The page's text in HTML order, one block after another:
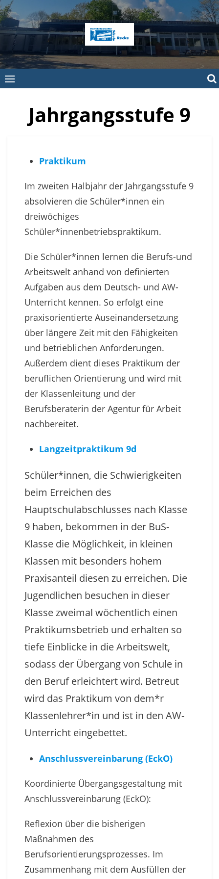
Skip
to
content
Jahrgangsstufe 9
Praktikum
Im zweiten Halbjahr der Jahrgangsstufe 9
absolvieren die Schüler*innen ein
dreiwöchiges
Schüler*innenbetriebspraktikum.
Die Schüler*innen lernen die Berufs-und
Arbeitswelt anhand von definierten
Aufgaben aus dem Deutsch- und AW-
Unterricht kennen. So erfolgt eine
praxisorientierte Auseinandersetzung
über längere Zeit mit den Fähigkeiten
und betrieblichen Anforderungen.
Außerdem dient dieses Praktikum der
beruflichen Orientierung und wird mit
der Klassenleitung und der
Berufsberaterin der Agentur für Arbeit
nachbereitet.
Langzeitpraktikum 9d
Schüler*innen, die Schwierigkeiten
beim Erreichen des
Hauptschulabschlusses nach Klasse
9 haben, bekommen in der BuS-
Klasse die Möglichkeit, in kleinen
Klassen mit besonders hohem
Praxisanteil diesen zu erreichen. Die
Jugendlichen besuchen in dieser
Klasse zweimal wöchentlich einen
Praktikumsbetrieb und erhalten so
tiefe Einblicke in die Arbeitswelt,
sodass der Übergang von Schule in
den Beruf erleichtert wird. Betreut
wird das Praktikum von dem*r
Klassenlehrer*in und ist in den AW-
Unterricht eingebettet.
Anschlussvereinbarung (EckO)
Koordinierte Übergangsgestaltung mit
Anschlussvereinbarung (EckO):
Reflexion über die bisherigen
Maßnahmen des
Berufsorientierungsprozesses. Im
Zusammenhang mit dem Ausfüllen der